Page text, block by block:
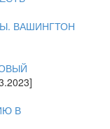
ВАШИНГТОН
В